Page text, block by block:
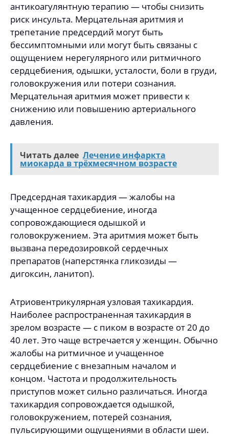
антикоагулянтную терапию — чтобы снизить
риск инсульта. Мерцательная аритмия и
трепетание предсердий могут быть
бессимптомными или могут быть связаны с
ощущением нерегулярного или ритмичного
сердцебиения, одышки, усталости, боли в груди,
головокружения или потери сознания.
Мерцательная аритмия может привести к
снижению или повышению артериального
давления.
Читать далее Лечение инфаркта
миокарда в трёхмесячном возрасте
Предсердная тахикардия — жалобы на
учащенное сердцебиение, иногда
сопровождающиеся одышкой и
головокружением. Эта аритмия может быть
вызвана передозировкой сердечных
препаратов (наперстянка гликозиды —
дигоксин, ланитоп).
Атриовентрикулярная узловая тахикардия.
Наиболее распространенная тахикардия в
зрелом возрасте — с пиком в возрасте от 20 до
40 лет. Это чаще встречается у женщин. Обычно
жалобы на ритмичное и учащенное
сердцебиение с внезапным началом и
концом. Частота и продолжительность
приступов может сильно различаться. Иногда
тахикардия сопровождается одышкой,
головокружением, потерей сознания,
пульсирующими ощущениями в области шеи.